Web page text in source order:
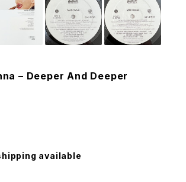
– Deeper And Deeper
available